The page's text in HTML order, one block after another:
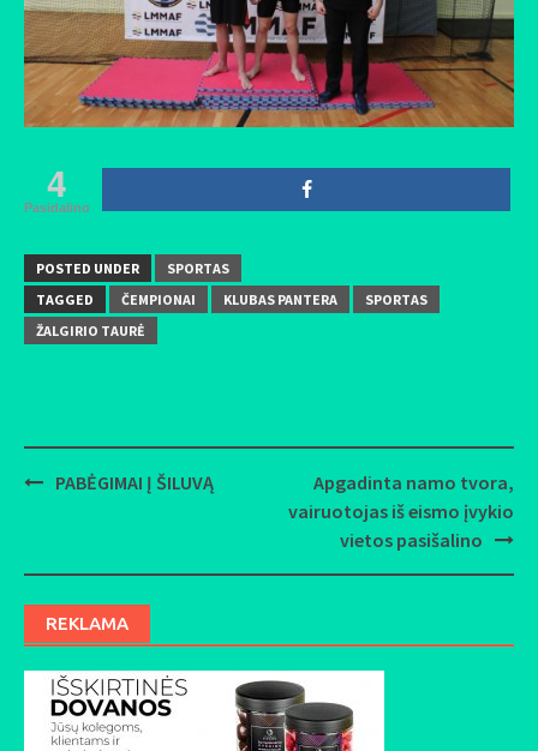
4
Pasidalino
POSTED UNDER
SPORTAS
TAGGED
ČEMPIONAI KLUBAS PANTERA
SPORTAS
ŽALGIRIO TAURĖ
PABĖGIMAI Į ŠILUVĄ
Apgadinta namo tvora,
vairuotojas iš eismo įvykio
vietos pasišalino
REKLAMA